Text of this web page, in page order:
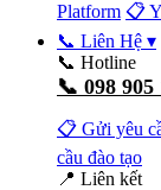
Platform 📋
📞 Liên Hệ ▾
📞 Hotline
📞 098 905
📋 Gửi yêu
cầu đào tạo
📍 Liên kết